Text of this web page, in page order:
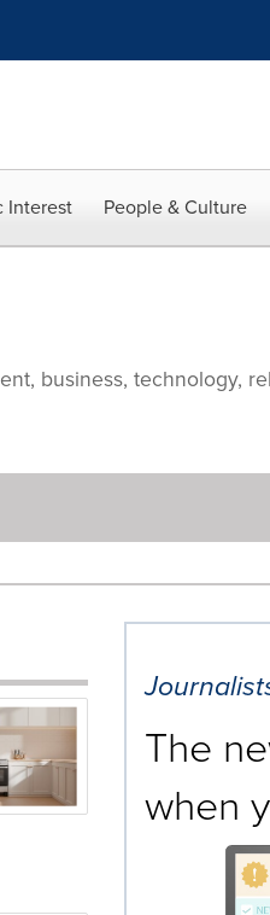
Interest People & Culture
business, technology,
The
when